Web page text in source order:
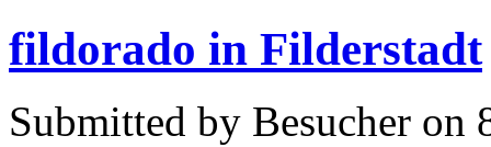
fildorado in Filderstadt
Submitted by Besucher on